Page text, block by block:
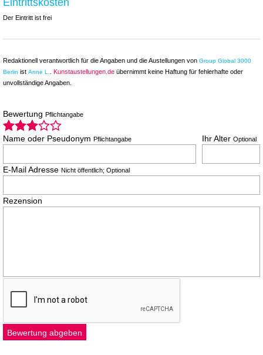
Der Eintritt ist frei
Redaktionell verantwortlich für die Angaben und die Austellungen von Group Global 3000
Berlin ist Anne L. Kunstaustellungen.de übernimmt keine Haftung für fehlerhafte oder
unvollständige Angaben.
Bewertung Pflichtangabe
Name oder Pseudonym Pflichtangabe Ihr Alter Optional
E-Mail Adresse Nicht öffentlich; Optional
Rezension